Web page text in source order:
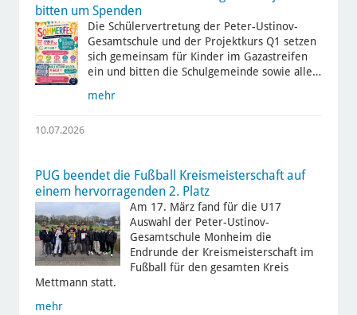
bitten um Spenden
Die Schülervertretung der Peter-Ustinov-
Gesamtschule und der Projektkurs Q1 setzen
sich gemeinsam für Kinder im Gazastreifen
ein und bitten die Schulgemeinde sowie alle…
mehr
10.07.2026
PUG beendet die Fußball Kreismeisterschaft auf
einem hervorragenden 2. Platz
Am 17. März fand für die U17
Auswahl der Peter-Ustinov-
Gesamtschule Monheim die
Endrunde der Kreismeisterschaft im
Fußball für den gesamten Kreis
Mettmann statt.
mehr